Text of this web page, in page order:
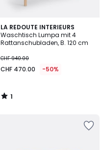
LA REDOUTE INTERIEURS
Waschtisch Lumpa mit 4
Rattanschubladen, B. 120 cm
CHF 940.00
CHF 470.00 -50%
1
/
5
1
/